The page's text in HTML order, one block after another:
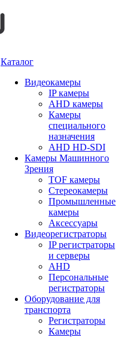
Каталог
Видеокамеры
IP камеры
AHD камеры
Камеры
специального
назначения
AHD HD-SDI
Камеры Машинного
Зрения
TOF камеры
Стереокамеры
Промышленные
камеры
Аксессуары
Видеорегистраторы
IP регистраторы
и серверы
AHD
Персональные
регистраторы
Оборудование для
транспорта
Регистраторы
Камеры